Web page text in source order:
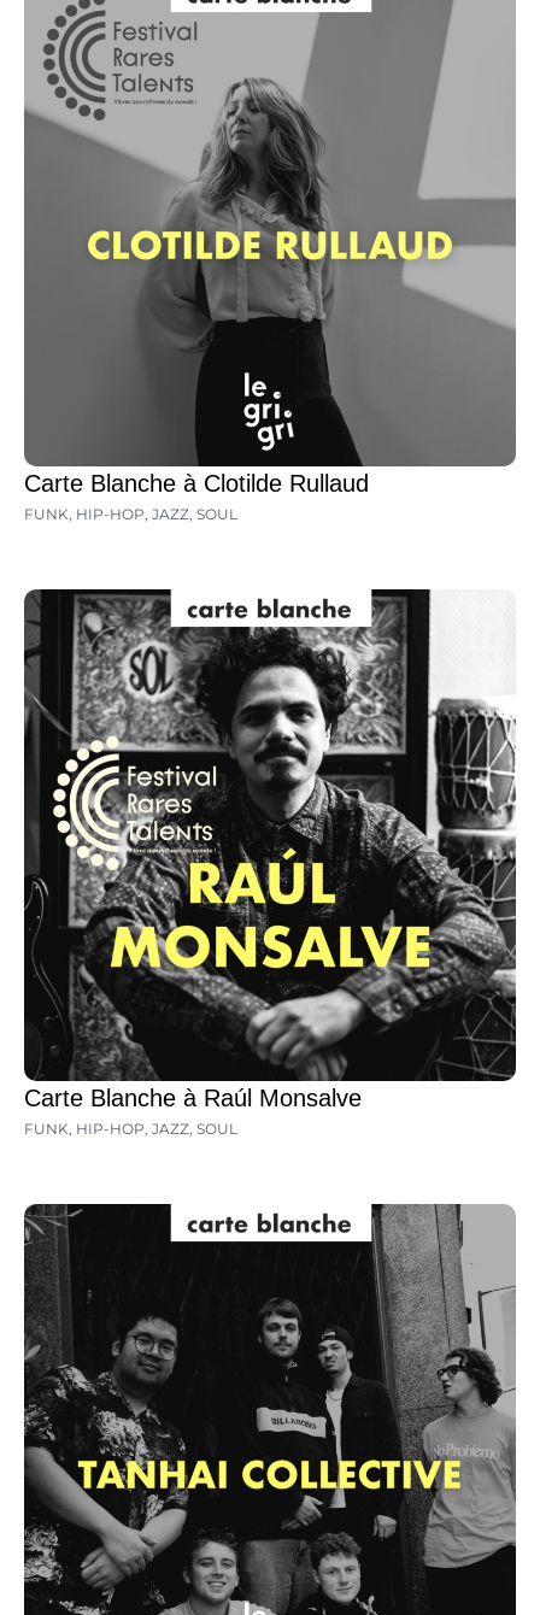
Carte Blanche à Clotilde Rullaud
FUNK, HIP-HOP, JAZZ, SOUL
Carte Blanche à Raúl Monsalve
FUNK, HIP-HOP, JAZZ, SOUL